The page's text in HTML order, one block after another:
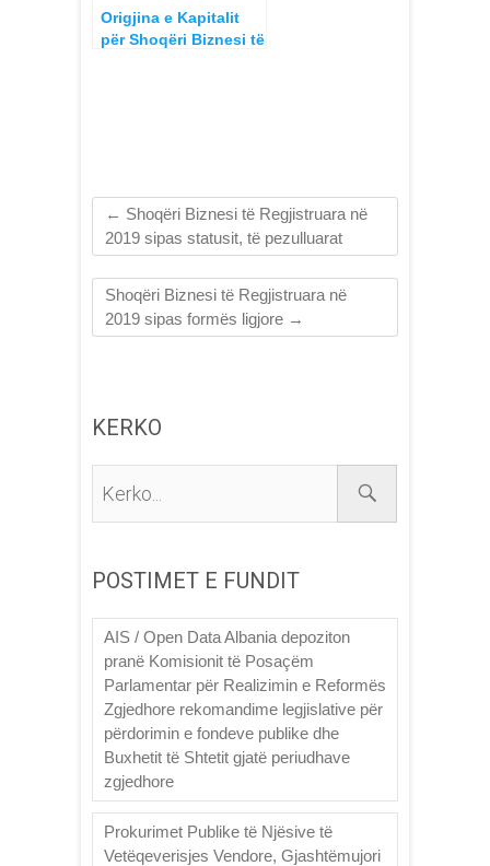
Origjina e Kapitalit
për Shoqëri Biznesi të
← Shoqëri Biznesi të Regjistruara në
2019 sipas statusit, të pezulluarat
Shoqëri Biznesi të Regjistruara në
2019 sipas formës ligjore →
KERKO
POSTIMET E FUNDIT
AIS / Open Data Albania depoziton
pranë Komisionit të Posaçëm
Parlamentar për Realizimin e Reformës
Zgjedhore rekomandime legjislative për
përdorimin e fondeve publike dhe
Buxhetit të Shtetit gjatë periudhave
zgjedhore
Prokurimet Publike të Njësive të
Vetëqeverisjes Vendore, Gjashtëmujori